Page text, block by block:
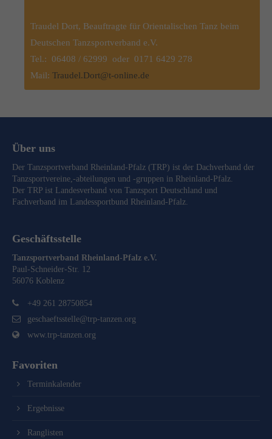
Traudel Dort, Beauftragte für Orientalischen Tanz beim
Deutschen Tanzsportverband e.V.
Tel.: 06408 / 62999 oder 0171 6429 278
Mail: Traudel.Dort@t-online.de
Über uns
Der Tanzsportverband Rheinland-Pfalz (TRP) ist der Dachverband der
Tanzsportvereine,-abteilungen und -gruppen in Rheinland-Pfalz.
Der TRP ist Landesverband von Tanzsport Deutschland und
Fachverband im Landessportbund Rheinland-Pfalz.
Geschäftsstelle
Tanzsportverband Rheinland-Pfalz e.V.
Paul-Schneider-Str. 12
56076 Koblenz
+49 261 28750854
geschaeftsstelle@trp-tanzen.org
www.trp-tanzen.org
Favoriten
Terminkalender
Ergebnisse
Ranglisten